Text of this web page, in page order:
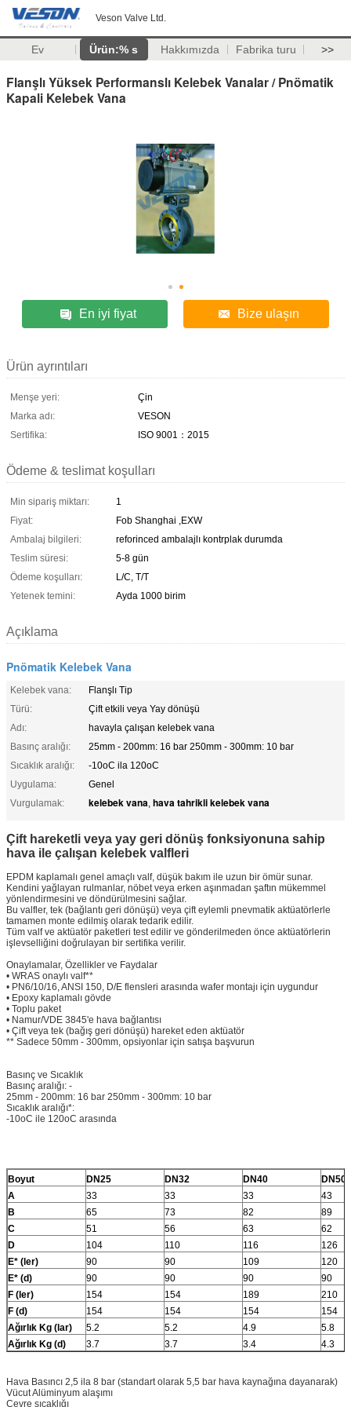
Veson Valve Ltd.
Ev Ürün:% s Hakkımızda Fabrika turu >>
Flanşlı Yüksek Performanslı Kelebek Vanalar / Pnömatik
Kapali Kelebek Vana
En iyi fiyat Bize ulaşın
Ürün ayrıntıları
Menşe yeri:
Çin
Marka adı:
VESON
Sertifika:
ISO 9001：2015
Ödeme & teslimat koşulları
Min sipariş miktarı:
1
Fiyat:
Fob Shanghai ,EXW
Ambalaj bilgileri:
reforinced ambalajlı kontrplak durumda
Teslim süresi:
5-8 gün
Ödeme koşulları:
L/C, T/T
Yetenek temini:
Ayda 1000 birim
Açıklama
Pnömatik Kelebek Vana
Kelebek vana:
Flanşlı Tip
Türü:
Çift etkili veya Yay dönüşü
Adı:
havayla çalışan kelebek vana
Basınç aralığı:
25mm - 200mm: 16 bar 250mm - 300mm: 10 bar
Sıcaklık aralığı:
-10oC ila 120oC
Uygulama:
Genel
Vurgulamak:
kelebek vana, hava tahrikli kelebek vana
Çift hareketli veya yay geri dönüş fonksiyonuna sahip
hava ile çalışan kelebek valfleri
EPDM kaplamalı genel amaçlı valf, düşük bakım ile uzun bir ömür sunar.
Kendini yağlayan rulmanlar, nöbet veya erken aşınmadan şaftın mükemmel
yönlendirmesini ve döndürülmesini sağlar.
Bu valfler, tek (bağlantı geri dönüşü) veya çift eylemli pnevmatik aktüatörlerle
tamamen monte edilmiş olarak tedarik edilir.
Tüm valf ve aktüatör paketleri test edilir ve gönderilmeden önce aktüatörlerin
işlevselliğini doğrulayan bir sertifika verilir.
Onaylamalar, Özellikler ve Faydalar
• WRAS onaylı valf**
• PN6/10/16, ANSI 150, D/E flensleri arasında wafer montajı için uygundur
• Epoxy kaplamalı gövde
• Toplu paket
• Namur/VDE 3845'e hava bağlantısı
• Çift veya tek (bağış geri dönüşü) hareket eden aktüatör
** Sadece 50mm - 300mm, opsiyonlar için satışa başvurun
Basınç ve Sıcaklık
Basınç aralığı: -
25mm - 200mm: 16 bar 250mm - 300mm: 10 bar
Sıcaklık aralığı*:
-10oC ile 120oC arasında
Boyut DN25 DN32 DN40
DN50
A
33 33 33
43
B
65 73 82
89
C
51 56 63
62
D
104 110 116
126
E* (ler)
90 90 109
120
E* (d)
90 90 90
90
F (ler)
154 154 189
210
F (d)
154 154 154
154
Ağırlık Kg (lar)
5.2 5.2 4.9
5.8
Ağırlık Kg (d)
3.7 3.7 3.4 4.3
Hava Basıncı 2,5 ila 8 bar (standart olarak 5,5 bar hava kaynağına dayanarak)
Vücut Alüminyum alaşımı
Çevre sıcaklığı